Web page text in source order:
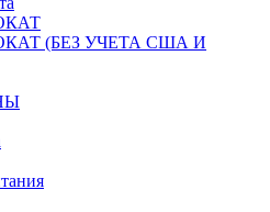
(БЕЗ УЧЕТА США И